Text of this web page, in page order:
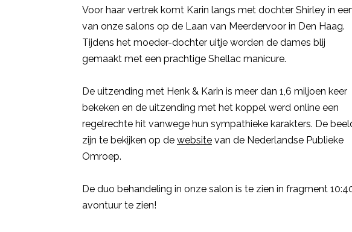
Voor haar vertrek komt Karin langs met dochter Shirley in
van onze salons op de Laan van Meerdervoor in Den Haag.
Tijdens het moeder-dochter uitje worden de dames blij
gemaakt met een prachtige Shellac manicure.
De uitzending met Henk & Karin is meer dan 1,6 miljoen keer
bekeken en de uitzending met het koppel werd online een
regelrechte hit vanwege hun sympathieke karakters. De
zijn te bekijken op de website van de Nederlandse Publieke
Omroep.
De duo behandeling in onze salon is te zien in fragment
avontuur te zien!